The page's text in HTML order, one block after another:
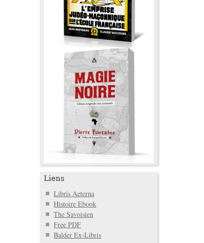
Liens
Libris Aeterna
Histoire Ebook
The Savoisien
Free PDF
Balder Ex-Libris